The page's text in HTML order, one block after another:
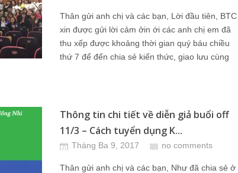
Thân gửi anh chị và các bạn, Lời đầu tiên, BTC
xin được gửi lời cảm ởin ới các anh chị em đã
thu xếp được khoảng thời gian quý báu chiều
thứ 7 để đến chia sẻ kiến thức, giao lưu cùng
Thông tin chi tiết về diễn giả buổi off
11/3 – Cách tuyển dụng K...
Tháng Ba 9, 2017 no comments
Thân gửi anh chị và các bạn, Như đã chia sẻ ở